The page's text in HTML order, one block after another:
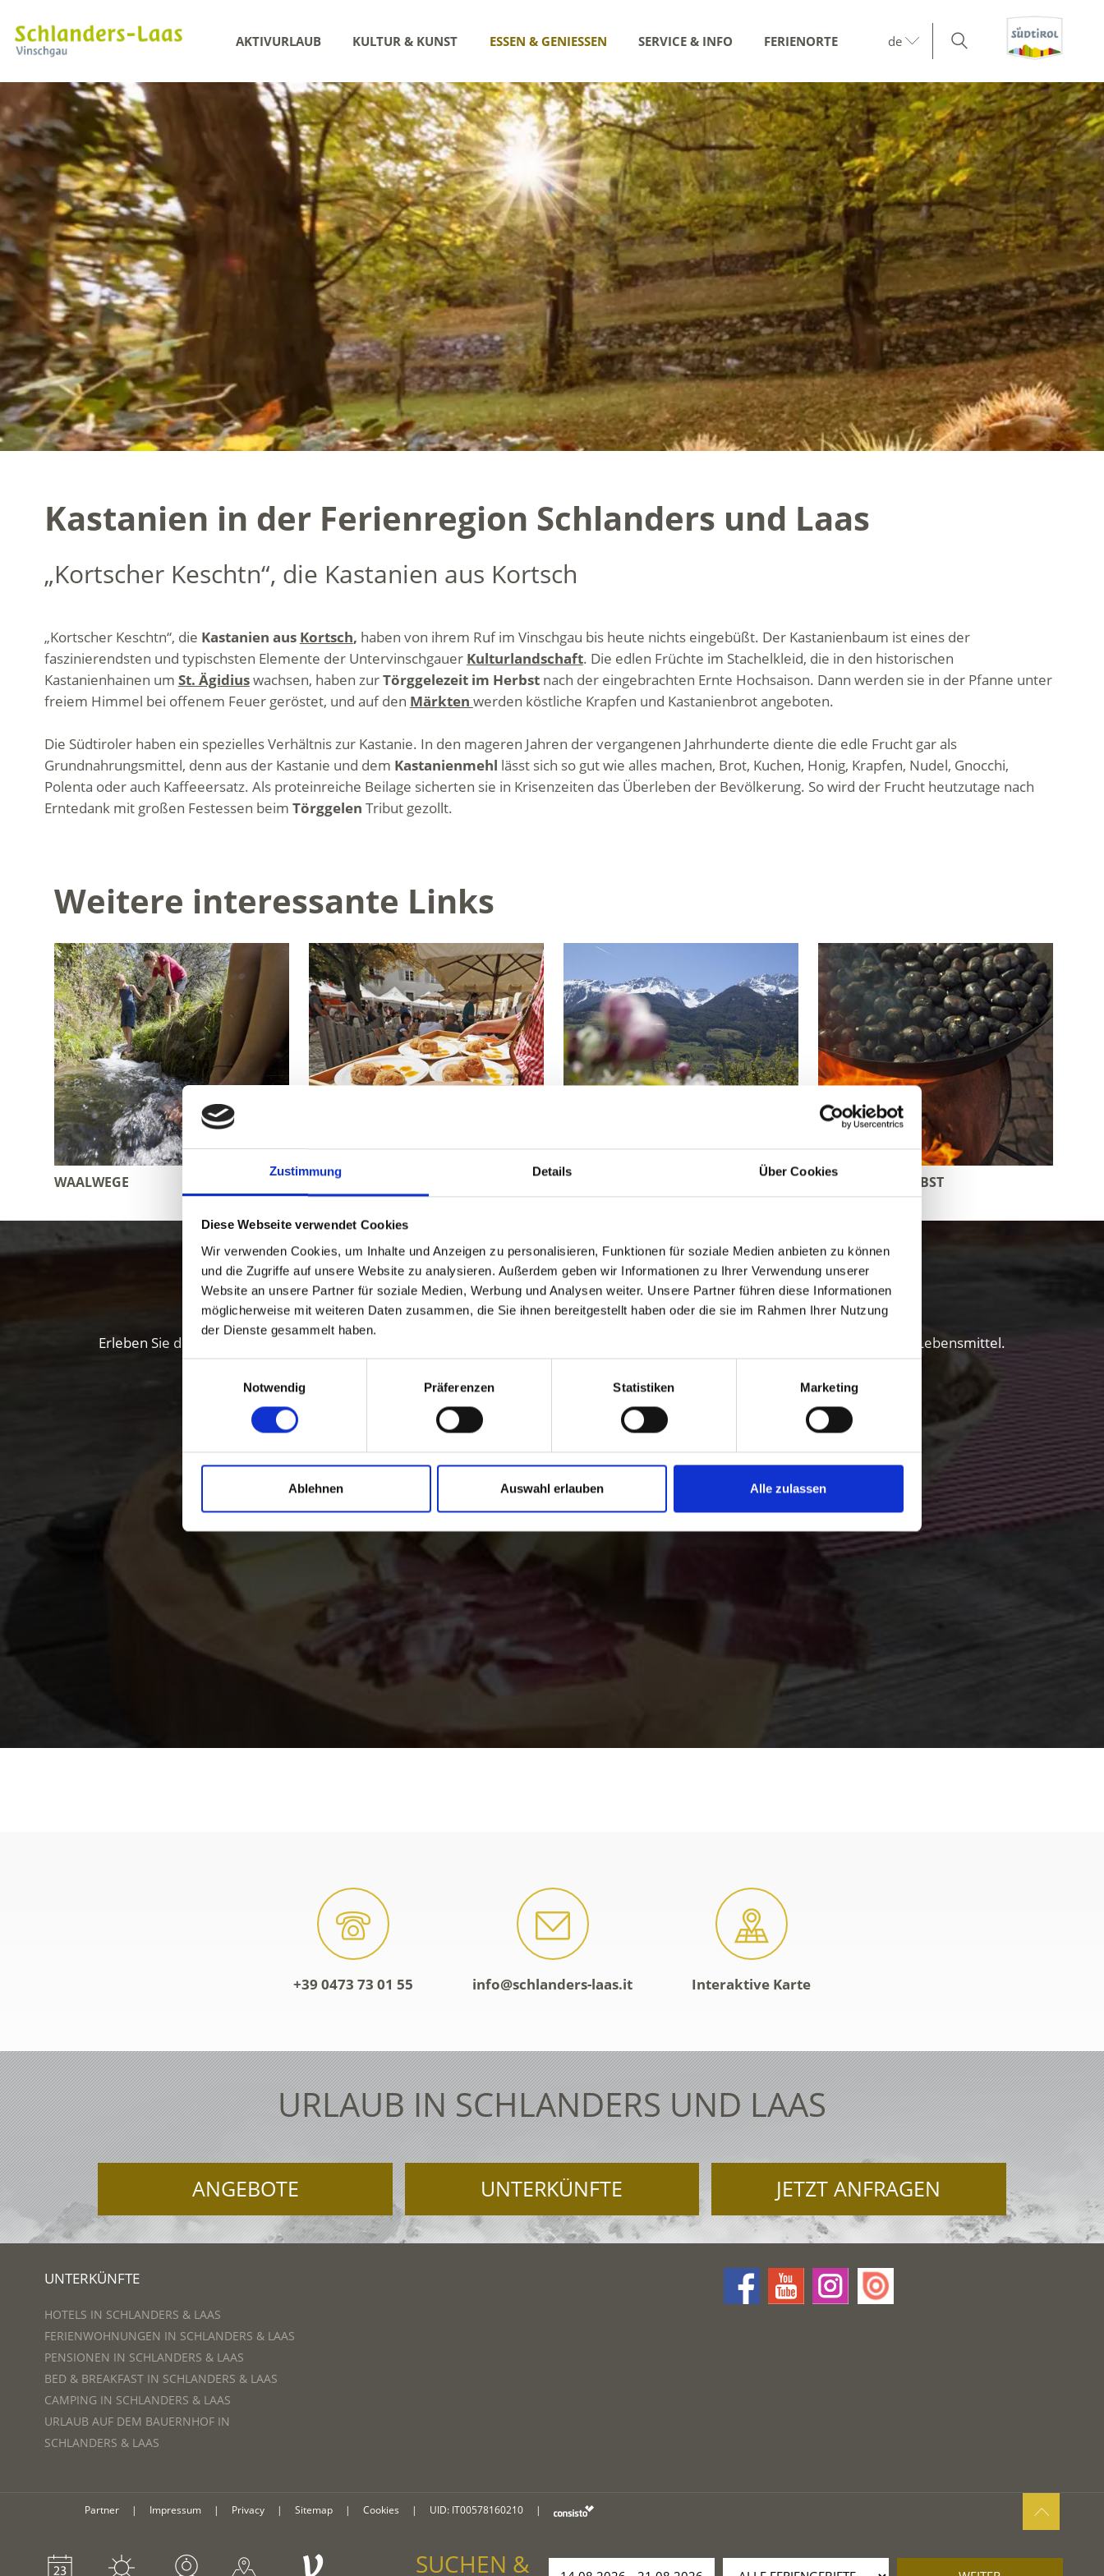
Zustimmung Details Über Cookies
Diese Webseite verwendet Cookies
Wir verwenden Cookies, um Inhalte und Anzeigen zu personalisieren, Funktionen für soziale Medien anbieten zu können
und die Zugriffe auf unsere Website zu analysieren. Außerdem geben wir Informationen zu Ihrer Verwendung unserer
Website an unsere Partner für soziale Medien, Werbung und Analysen weiter. Unsere Partner führen diese Informationen
möglicherweise mit weiteren Daten zusammen, die Sie ihnen bereitgestellt haben oder die sie im Rahmen Ihrer Nutzung
der Dienste gesammelt haben.
Notwendig
Präferenzen Statistiken Marketing
Ablehnen Auswahl erlauben Alle zulassen
AKTIVURLAUB KULTUR & KUNST ESSEN & GENIESSEN SERVICE & INFO FERIENORTE de
Kastanien in der Ferienregion Schlanders und Laas
„Kortscher Keschtn“, die Kastanien aus Kortsch
„Kortscher Keschtn“, die Kastanien aus Kortsch, haben von ihrem Ruf im Vinschgau bis heute nichts eingebüßt. Der Kastanienbaum ist eines der
faszinierendsten und typischsten Elemente der Untervinschgauer Kulturlandschaft. Die edlen Früchte im Stachelkleid, die in den historischen
Kastanienhainen um St. Ägidiuswachsen, haben zurTörggelezeit im Herbst nach der eingebrachten Ernte Hochsaison. Dann werden sie in der Pfanne unter
freiem Himmel bei offenem Feuer geröstet, und auf den Märkten werden köstliche Krapfen und Kastanienbrot angeboten.
Die Südtiroler haben ein spezielles Verhältnis zur Kastanie. In den mageren Jahren der vergangenen Jahrhunderte diente die edle Frucht gar als
Grundnahrungsmittel, denn aus der Kastanie und dem Kastanienmehl lässt sich so gut wie alles machen, Brot, Kuchen, Honig, Krapfen, Nudel, Gnocchi,
Polenta oder auch Kaffeeersatz. Als proteinreiche Beilage sicherten sie in Krisenzeiten das Überleben der Bevölkerung. So wird der Frucht heutzutage nach
Erntedank mit großen Festessen beim Törggelen Tribut gezollt.
Weitere interessante Links
WAALWEGE RESTAURANTFÜHRER NATURLANDSCHAFT GENUSS IM HERBST
Genuss im Vinschgau in Südtirol erleben
Erleben Sie die Fülle der lokalen Spezialitäten im Vinschgau in Südtirol, dem Tal der Feinschmecker und Genießer unverfälschter Lebensmittel.
+39 0473 73 01 55 info@schlanders-laas.it Interaktive Karte
URLAUB IN SCHLANDERS UND LAAS
ANGEBOTE UNTERKÜNFTE JETZT ANFRAGEN
UNTERKÜNFTE
HOTELS IN SCHLANDERS & LAAS
FERIENWOHNUNGEN IN SCHLANDERS & LAAS
PENSIONEN IN SCHLANDERS & LAAS
BED & BREAKFAST IN SCHLANDERS & LAAS
CAMPING IN SCHLANDERS & LAAS
URLAUB AUF DEM BAUERNHOF IN
SCHLANDERS & LAAS
Partner | Impressum | Privacy | Sitemap | Cookies | UID: IT00578160210 |
SUCHEN &